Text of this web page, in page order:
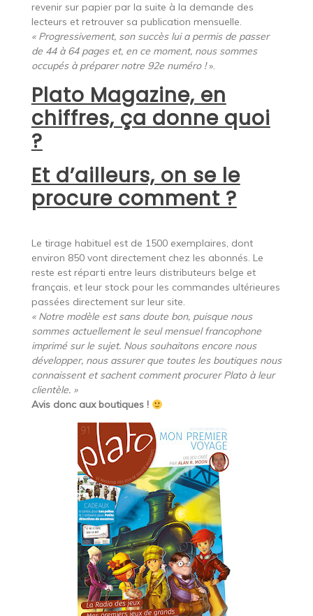
revenir sur papier par la suite à la demande des
lecteurs et retrouver sa publication mensuelle.
« Progressivement, son succès lui a permis de passer
de 44 à 64 pages et, en ce moment, nous sommes
occupés à préparer notre 92e numéro !».
Plato Magazine, en
chiffres, ça donne quoi
?
Et d’ailleurs, on se le
procure comment ?
Le tirage habituel est de 1500 exemplaires, dont
environ 850 vont directement chez les abonnés. Le
reste est réparti entre leurs distributeurs belge et
français, et leur stock pour les commandes ultérieures
passées directement sur leur site.
« Notre modèle est sans doute bon, puisque nous
sommes actuellement le seul mensuel francophone
imprimé sur le sujet. Nous souhaitons encore nous
développer, nous assurer que toutes les boutiques nous
connaissent et sachent comment procurer Plato à leur
clientèle. »
Avis donc aux boutiques !